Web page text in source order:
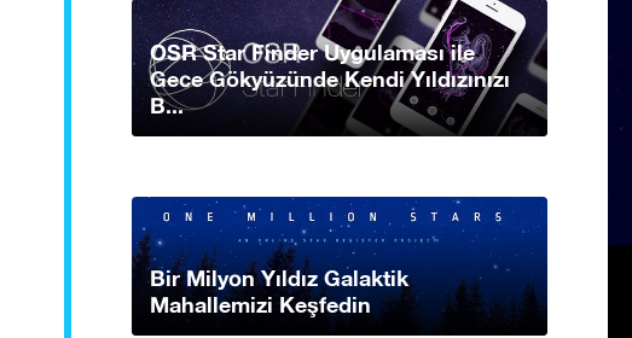
OSR Star Finder Uygulaması ile
Gece Gökyüzünde Kendi Yıldızınızı
B...
Bir Milyon Yıldız Galaktik
Mahallemizi Keşfedin